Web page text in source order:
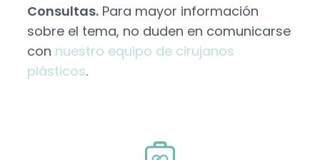
Consultas.Para mayor información
sobre el tema, no duden en comunicarse
con nuestro equipo de cirujanos
plásticos.